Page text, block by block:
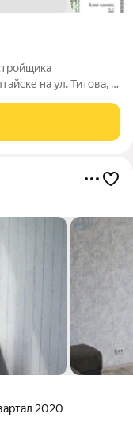
на ул. Титова, 6.
2020